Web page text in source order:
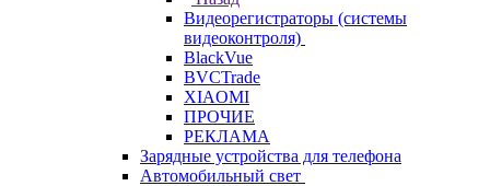
Видеорегистраторы (системы
видеоконтроля)
BlackVue
BVCTrade
XIAOMI
ПРОЧИЕ
РЕКЛАМА
Зарядные устройства для телефона
Автомобильный свет